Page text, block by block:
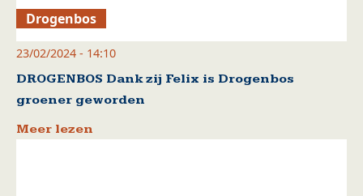
Drogenbos
23/02/2024 - 14:10
DROGENBOS Dank zij Felix is Drogenbos
groener geworden
Meer lezen